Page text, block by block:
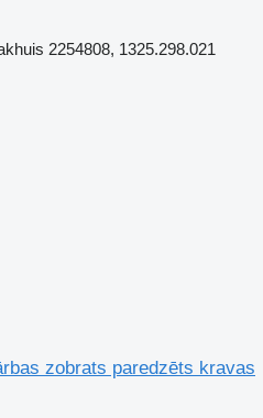
2254808, 1325.298.021
zobrats paredzēts kravas